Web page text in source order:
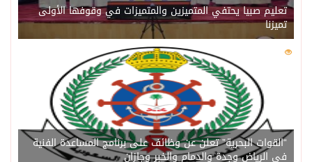
تعليم صبيا يحتفي المتميزين والمتميزات في وقوفها الأولى
تميزنا
216
“القوات البحرية” تعلن عن وظائف على برنامج المساعدة الفنية
في الرياض وجدة والدمام والخبر وجازان